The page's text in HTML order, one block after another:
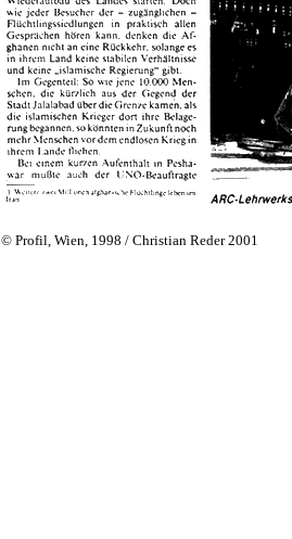
© Profil, Wien, 1998 / Christian Reder 2001